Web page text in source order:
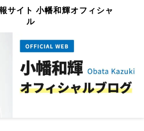
サイト 小幡和輝オフィシャ
ル